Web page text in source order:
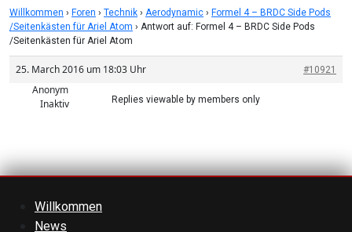
Willkommen › Foren › Technik › Aerodynamic › Formel 4 – BRDC Side Pods
/Seitenkästen für Ariel Atom › Antwort auf: Formel 4 – BRDC Side Pods
/Seitenkästen für Ariel Atom
25. March 2016 um 18:03 Uhr #10921
Anonym
Inaktiv
Replies viewable by members only
Willkommen
News